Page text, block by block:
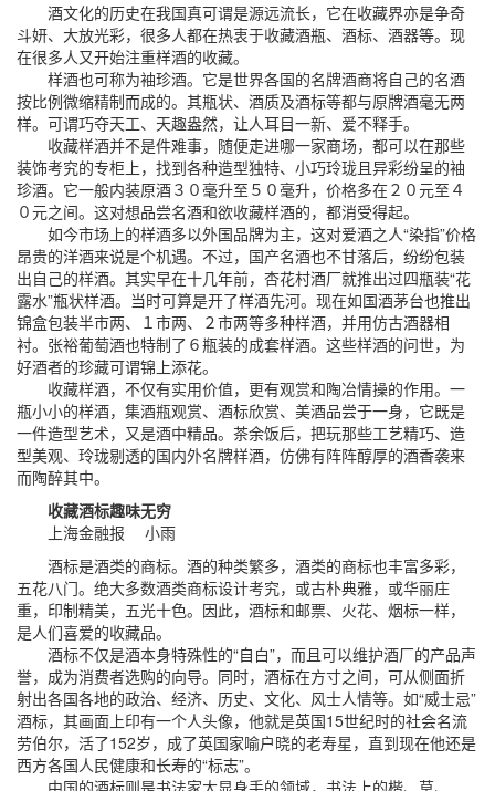
酒文化的历史在我国真可谓是源远流长，它在收藏界亦是争奇
斗妍、大放光彩，很多人都在热衷于收藏酒瓶、酒标、酒器等。现
在很多人又开始注重样酒的收藏。
样酒也可称为袖珍酒。它是世界各国的名牌酒商将自己的名酒
按比例微缩精制而成的。其瓶状、酒质及酒标等都与原牌酒毫无两
样。可谓巧夺天工、天趣盎然，让人耳目一新、爱不释手。
收藏样酒并不是件难事，随便走进哪一家商场，都可以在那些
装饰考究的专柜上，找到各种造型独特、小巧玲珑且异彩纷呈的袖
珍酒。它一般内装原酒３０毫升至５０毫升，价格多在２０元至４
０元之间。这对想品尝名酒和欲收藏样酒的，都消受得起。
如今市场上的样酒多以外国品牌为主，这对爱酒之人“染指”价格
昂贵的洋酒来说是个机遇。不过，国产名酒也不甘落后，纷纷包装
出自己的样酒。其实早在十几年前，杏花村酒厂就推出过四瓶装“花
露水”瓶状样酒。当时可算是开了样酒先河。现在如国酒茅台也推出
锦盒包装半市两、１市两、２市两等多种样酒，并用仿古酒器相
衬。张裕葡萄酒也特制了６瓶装的成套样酒。这些样酒的问世，为
好酒者的珍藏可谓锦上添花。
收藏样酒，不仅有实用价值，更有观赏和陶冶情操的作用。一
瓶小小的样酒，集酒瓶观赏、酒标欣赏、美酒品尝于一身，它既是
一件造型艺术，又是酒中精品。茶余饭后，把玩那些工艺精巧、造
型美观、玲珑剔透的国内外名牌样酒，仿佛有阵阵醇厚的酒香袭来
而陶醉其中。
收藏酒标趣味无穷
上海金融报 小雨
酒标是酒类的商标。酒的种类繁多，酒类的商标也丰富多彩，
五花八门。绝大多数酒类商标设计考究，或古朴典雅，或华丽庄
重，印制精美，五光十色。因此，酒标和邮票、火花、烟标一样，
是人们喜爱的收藏品。
酒标不仅是酒本身特殊性的“自白”，而且可以维护酒厂的产品声
誉，成为消费者选购的向导。同时，酒标在方寸之间，可从侧面折
射出各国各地的政治、经济、历史、文化、风士人情等。如“威士忌”
酒标，其画面上印有一个人头像，他就是英国15世纪时的社会名流
劳伯尔，活了152岁，成了英国家喻户晓的老寿星，直到现在他还是
西方各国人民健康和长寿的“标志”。
中国的酒标则是书法家大显身手的领域，书法上的楷、草、